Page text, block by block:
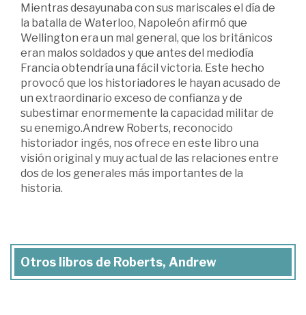
Mientras desayunaba con sus mariscales el día de
la batalla de Waterloo, Napoleón afirmó que
Wellington era un mal general, que los británicos
eran malos soldados y que antes del mediodía
Francia obtendría una fácil victoria. Este hecho
provocó que los historiadores le hayan acusado de
un extraordinario exceso de confianza y de
subestimar enormemente la capacidad militar de
su enemigo.Andrew Roberts, reconocido
historiador ingés, nos ofrece en este libro una
visión original y muy actual de las relaciones entre
dos de los generales más importantes de la
historia.
Otros libros de Roberts, Andrew